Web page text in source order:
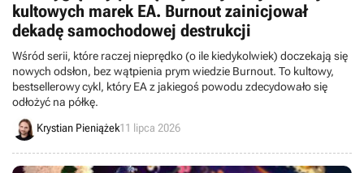
kultowych marek EA. Burnout zainicjował
dekadę samochodowej destrukcji
Wśród serii, które raczej nieprędko (o ile kiedykolwiek) doczekają się
nowych odsłon, bez wątpienia prym wiedzie Burnout. To kultowy,
bestsellerowy cykl, który EA z jakiegoś powodu zdecydowało się
odłożyć na półkę.
Krystian Pieniążek11 lipca 2026